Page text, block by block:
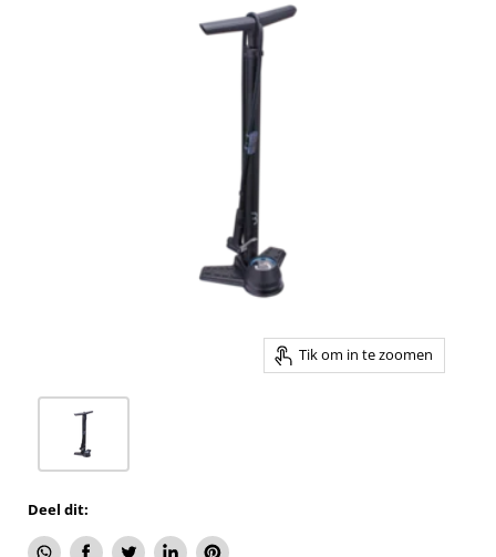
Tik om in te zoomen
Deel dit: